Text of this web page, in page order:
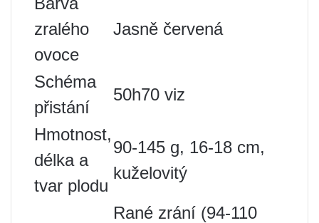
zralého
ovoce
Jasně červená
Schéma
přistání
50h70 viz
Hmotnost,
délka a
tvar plodu
90-145 g, 16-18 cm,
kuželovitý
Rané zrání (94-110